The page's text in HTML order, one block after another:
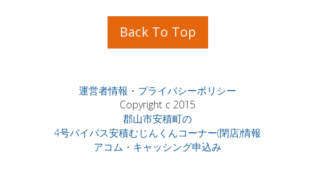
Back To Top
運営者情報・プライバシーポリシー
Copyright c 2015
郡山市安積町の
4号バイパス安積むじんくんコーナー(閉店)情報
アコム・キャッシング申込み